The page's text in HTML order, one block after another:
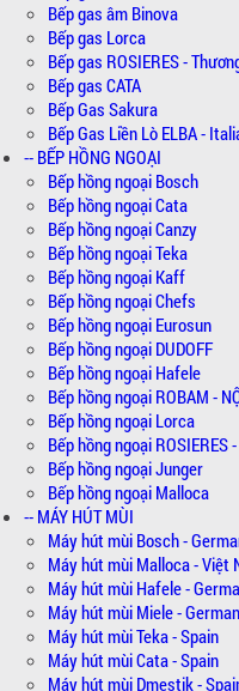
Bếp gas âm Binova
Bếp gas Lorca
Bếp gas ROSIERES -
Bếp gas CATA
Bếp Gas Sakura
Bếp Gas Liền Lò ELBA -
-- BẾP HỒNG NGOẠI
Bếp hồng ngoại Bosch
Bếp hồng ngoại Cata
Bếp hồng ngoại Canzy
Bếp hồng ngoại Teka
Bếp hồng ngoại Kaff
Bếp hồng ngoại Chefs
Bếp hồng ngoại Eurosun
Bếp hồng ngoại DUDOFF
Bếp hồng ngoại Hafele
Bếp hồng ngoại ROBAM -
Bếp hồng ngoại Lorca
Bếp hồng ngoại ROSIERES
Bếp hồng ngoại Junger
Bếp hồng ngoại Malloca
-- MÁY HÚT MÙI
Máy hút mùi Bosch -
Máy hút mùi Malloca - Việt
Máy hút mùi Hafele -
Máy hút mùi Miele -
Máy hút mùi Teka - Spain
Máy hút mùi Cata - Spain
Máy hút mùi Dmestik -